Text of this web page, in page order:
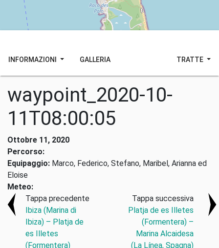
INFORMAZIONI GALLERIA TRATTE
waypoint_2020-10-
11T08:00:05
Ottobre 11, 2020
Percorso:
Equipaggio: Marco, Federico, Stefano, Maribel, Arianna ed
Eloise
Meteo:
Tappa precedente
Ibiza (Marina di
Ibiza) – Platja de
es Illetes
(Formentera)
Tappa successiva
Platja de es Illetes
(Formentera) –
Marina Alcaidesa
(La Línea, Spagna)